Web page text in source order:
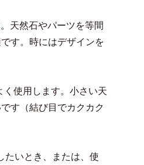
天然石やパーツを等間
す。時にはデザインを
使用します。小さい天
す（結び目でカクカク
たいとき、または、使